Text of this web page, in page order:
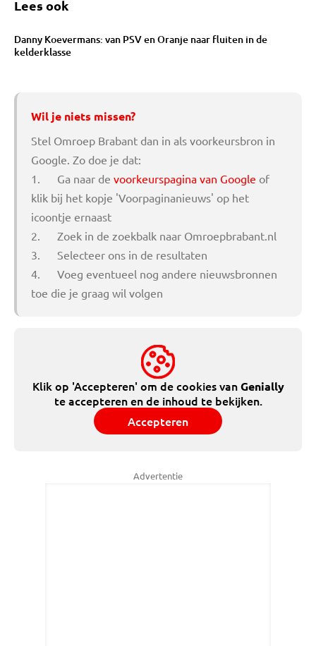
Lees ook
Danny Koevermans: van PSV en Oranje naar fluiten in de
kelderklasse
Wil je niets missen?
Stel Omroep Brabant dan in als voorkeursbron in
Google. Zo doe je dat:
1. Ga naar de voorkeurspagina van Google of
klik bij het kopje 'Voorpaginanieuws' op het
icoontje ernaast
2. Zoek in de zoekbalk naar Omroepbrabant.nl
3. Selecteer ons in de resultaten
4. Voeg eventueel nog andere nieuwsbronnen
toe die je graag wil volgen
Klik op 'Accepteren' om de cookies vanGenially
te accepteren en de inhoud te bekijken.
Accepteren
Advertentie